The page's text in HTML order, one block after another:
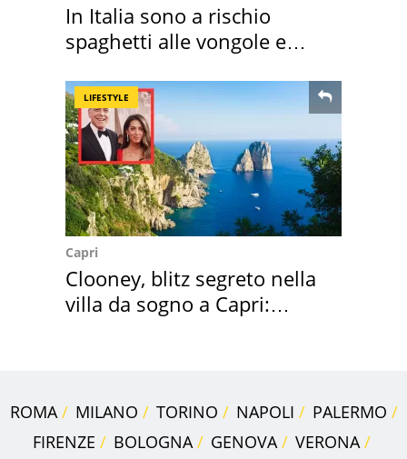
In Italia sono a rischio
spaghetti alle vongole e
LIFESTYLE
Capri
Clooney, blitz segreto nella
villa da sogno a Capri:
ROMA MILANO TORINO NAPOLI
PALERMO
FIRENZE
BOLOGNA GENOVA
VERONA